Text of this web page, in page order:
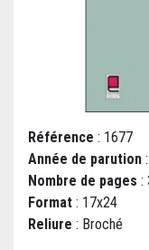
Référence : 1677
Année de parution
Nombre de pages :
Format : 17x24
Reliure : Broché